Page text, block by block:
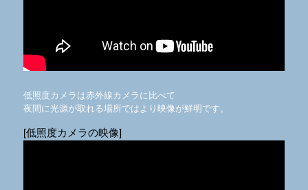
低照度カメラは赤外線カメラに比べて
夜間に光源が取れる場所ではより映像が鮮明です。
[低照度カメラの映像]